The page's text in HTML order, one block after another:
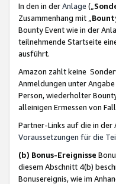
In den in derAnlage („
Zusammenhang mit „
Bounty Event wie in der
teilnehmende Startseite
ausführt.
Amazon zahlt keine
Anmeldungen unter
Person, wiederholter
alleinigen Ermessen von
Partner-Links auf die in der
Voraussetzungen für die
(b) Bonus-Ereignisse
diesem Abschnitt 4(b)
Bonusereignis, wie im